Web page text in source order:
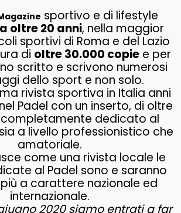
sportivo e di lifestyle
oltre 20 anni, nella maggior
sportivi di Roma e del Lazio
di oltre 30.000 copiee per
scritto e scrivono numerosi
dello sport e non solo.
rivista sportiva in Italia anni
Padel con un inserto, di oltre
completamente dedicato al
a livello professionistico che
amatoriale.
come una rivista locale le
al Padel sono e saranno
a carattere nazionale ed
internazionale.
2020 siamo entrati a far